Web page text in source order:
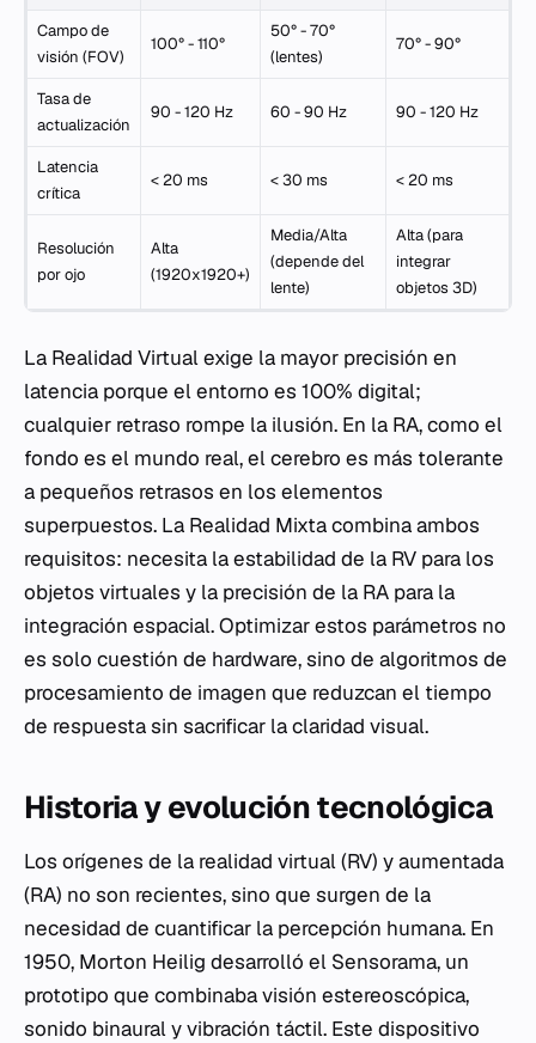
Campo de
visión (FOV)
100° - 110°
50° - 70°
(lentes)
70° - 90°
Tasa de
actualización
90 - 120 Hz 60 - 90 Hz 90 - 120 Hz
Latencia
crítica
< 20 ms < 30 ms < 20 ms
Resolución
por ojo
Alta
(1920x1920+)
Media/Alta
(depende del
lente)
Alta (para
integrar
objetos 3D)
La Realidad Virtual exige la mayor precisión en
latencia porque el entorno es 100% digital;
cualquier retraso rompe la ilusión. En la RA, como el
fondo es el mundo real, el cerebro es más tolerante
a pequeños retrasos en los elementos
superpuestos. La Realidad Mixta combina ambos
requisitos: necesita la estabilidad de la RV para los
objetos virtuales y la precisión de la RA para la
integración espacial. Optimizar estos parámetros no
es solo cuestión de hardware, sino de algoritmos de
procesamiento de imagen que reduzcan el tiempo
de respuesta sin sacrificar la claridad visual.
Historia y evolución tecnológica
Los orígenes de la realidad virtual (RV) y aumentada
(RA) no son recientes, sino que surgen de la
necesidad de cuantificar la percepción humana. En
1950, Morton Heilig desarrolló el Sensorama, un
prototipo que combinaba visión estereoscópica,
sonido binaural y vibración táctil. Este dispositivo